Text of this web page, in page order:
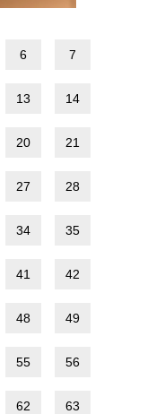
6 7
13 14
20 21
27 28
34 35
41 42
48 49
55 56
62 63